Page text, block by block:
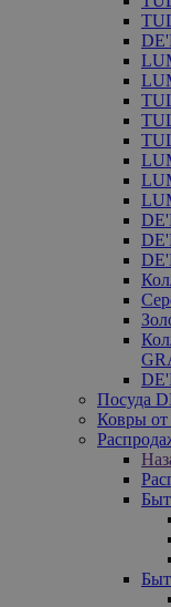
Посуда
Ковры от